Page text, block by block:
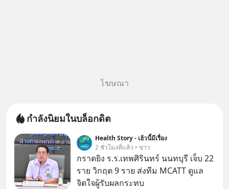
โฆษณา
กำลังนิยมในบล็อกดิต
Health Story - เฮ้วนี้มีเรื่อง
2 ชั่วโมงที่แล้ว • ข่าว
กราดยิง ร.ร.เทพศิรินทร์ นนทบุรี เจ็บ 22
ราย วิกฤต 9 ราย ส่งทีม MCATT ดูแล
จิตใจผู้รับผลกระทบ